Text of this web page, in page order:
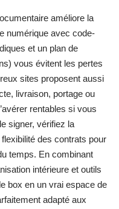
améliore la
numérique avec code-
et un plan de
vous évitent les pertes
sites proposent aussi
livraison, portage ou
rentables si vous
signer, vérifiez la
des contrats pour
temps. En combinant
intérieure et outils
box en un vrai espace de
adapté aux